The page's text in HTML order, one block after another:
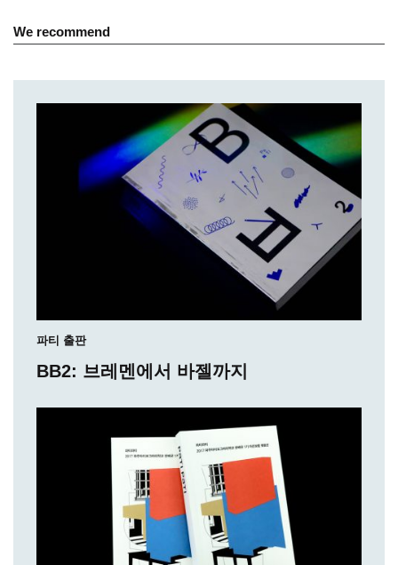
We recommend
파티 출판
BB2: 브레멘에서 바젤까지